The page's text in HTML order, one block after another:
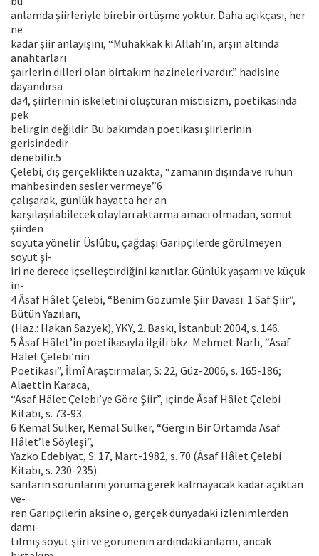
anlamda şiirleriyle birebir örtüşme yoktur. Daha açıkçası, her
ne
kadar şiir anlayışını, “Muhakkak ki Allah’ın, arşın altında
anahtarları
şairlerin dilleri olan birtakım hazineleri vardır.” hadisine
dayandırsa
da4, şiirlerinin iskeletini oluşturan mistisizm, poetikasında
pek
belirgin değildir. Bu bakımdan poetikası şiirlerinin
gerisindedir
denebilir.5
Çelebi, dış gerçeklikten uzakta, “zamanın dışında ve ruhun
mahbesinden sesler vermeye”6
çalışarak, günlük hayatta her an
karşılaşılabilecek olayları aktarma amacı olmadan, somut
şiirden
soyuta yönelir. Üslûbu, çağdaşı Garipçilerde görülmeyen
soyut şi-
iri ne derece içselleştirdiğini kanıtlar. Günlük yaşamı ve küçük
in-
4 Âsaf Hâlet Çelebi, “Benim Gözümle Şiir Davası: 1 Saf Şiir”,
Bütün Yazıları,
(Haz.: Hakan Sazyek), YKY, 2. Baskı, İstanbul: 2004, s. 146.
5 Âsaf Hâlet’in poetikasıyla ilgili bkz. Mehmet Narlı, “Asaf
Halet Çelebi’nin
Poetikası”, İlmî Araştırmalar, S: 22, Güz-2006, s. 165-186;
Alaettin Karaca,
“Asaf Hâlet Çelebi’ye Göre Şiir”, içinde Âsaf Hâlet Çelebi
Kitabı, s. 73-93.
6 Kemal Sülker, Kemal Sülker, “Gergin Bir Ortamda Asaf
Hâlet’le Söyleşi”,
Yazko Edebiyat, S: 17, Mart-1982, s. 70 (Âsaf Hâlet Çelebi
Kitabı, s. 230-235).
sanların sorunlarını yoruma gerek kalmayacak kadar açıktan
ve-
ren Garipçilerin aksine o, gerçek dünyadaki izlenimlerden
damı-
tılmış soyut şiiri ve görünenin ardındaki anlamı, ancak